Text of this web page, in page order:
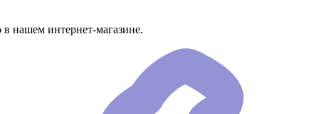
нашем интернет-магазине.